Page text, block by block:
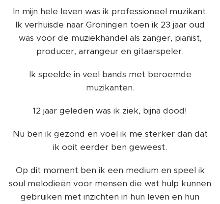
In mijn hele leven was ik professioneel muzikant.
Ik verhuisde naar Groningen toen ik 23 jaar oud
was voor de muziekhandel als zanger, pianist,
producer, arrangeur en gitaarspeler.
Ik speelde in veel bands met beroemde
muzikanten.
12 jaar geleden was ik ziek, bijna dood!
Nu ben ik gezond en voel ik me sterker dan dat
ik ooit eerder ben geweest.
Op dit moment ben ik een medium en speel ik
soul melodieën voor mensen die wat hulp kunnen
gebruiken met inzichten in hun leven en hun